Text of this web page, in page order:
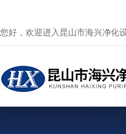
您好，欢迎进入昆山市海兴净化